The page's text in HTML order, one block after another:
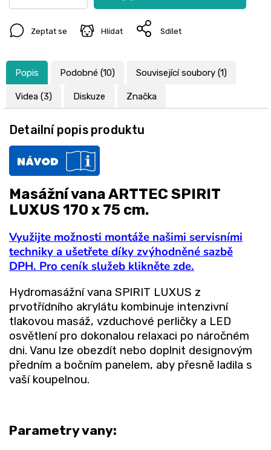
Zeptat se Hlídat Sdílet
Popis Podobné (10) Související soubory (1)
Videa (3) Diskuze Značka
Detailní popis produktu
Masážní vana ARTTEC SPIRIT
LUXUS 170 x 75 cm.
Využijte možnosti montáže našimi servisními
techniky a ušetřete díky zvýhodněné sazbě
DPH. Pro ceník služeb klikněte zde.
Hydromasážní vana SPIRIT LUXUS z
prvotřídního akrylátu kombinuje intenzivní
tlakovou masáž, vzduchové perličky a LED
osvětlení pro dokonalou relaxaci po náročném
dni. Vanu lze obezdít nebo doplnit designovým
předním a bočním panelem, aby přesně ladila s
vaší koupelnou.
Parametry vany: